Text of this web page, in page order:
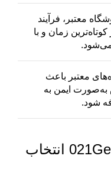
معتبر، فرآیند
کوتاه‌ترین زمان و با
می‌شود.
معتبر باعث
ایمن به
شود.
چرا خرید روباکس از 021Gem انتخاب